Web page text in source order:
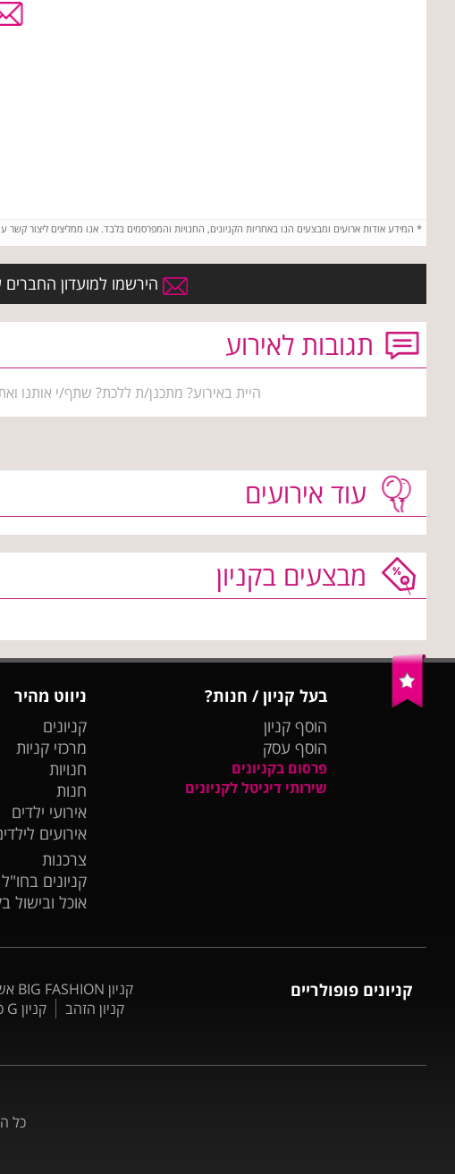
* המידע אודות ארועים ומבצעים הנו באחריות הקניונים, החנויות והמפרסמים בלבד. אנו ממליצים ליצור
הירשמו למועדון החברים
תגובות לאירוע
היית באירוע? מתכנן/ת ללכת? שתף/י אותנו
עוד אירועים
מבצעים בקניון
בעל קניון / חנות?
הוסף קניון
הוסף עסק
פרסום בקניונים
שירותי דיגיטל לקניונים
ניווט מהיר
קניונים
מרכזי קניות
חנויות
חנות
אירועי ילדים
אירועים
צרכנות
קניונים בחו"ל
אוכל ובישול
קניונים פופולריים קניון BIG FASHION אשדוד
קניון הזהב
קניון G כפר סבא
כל